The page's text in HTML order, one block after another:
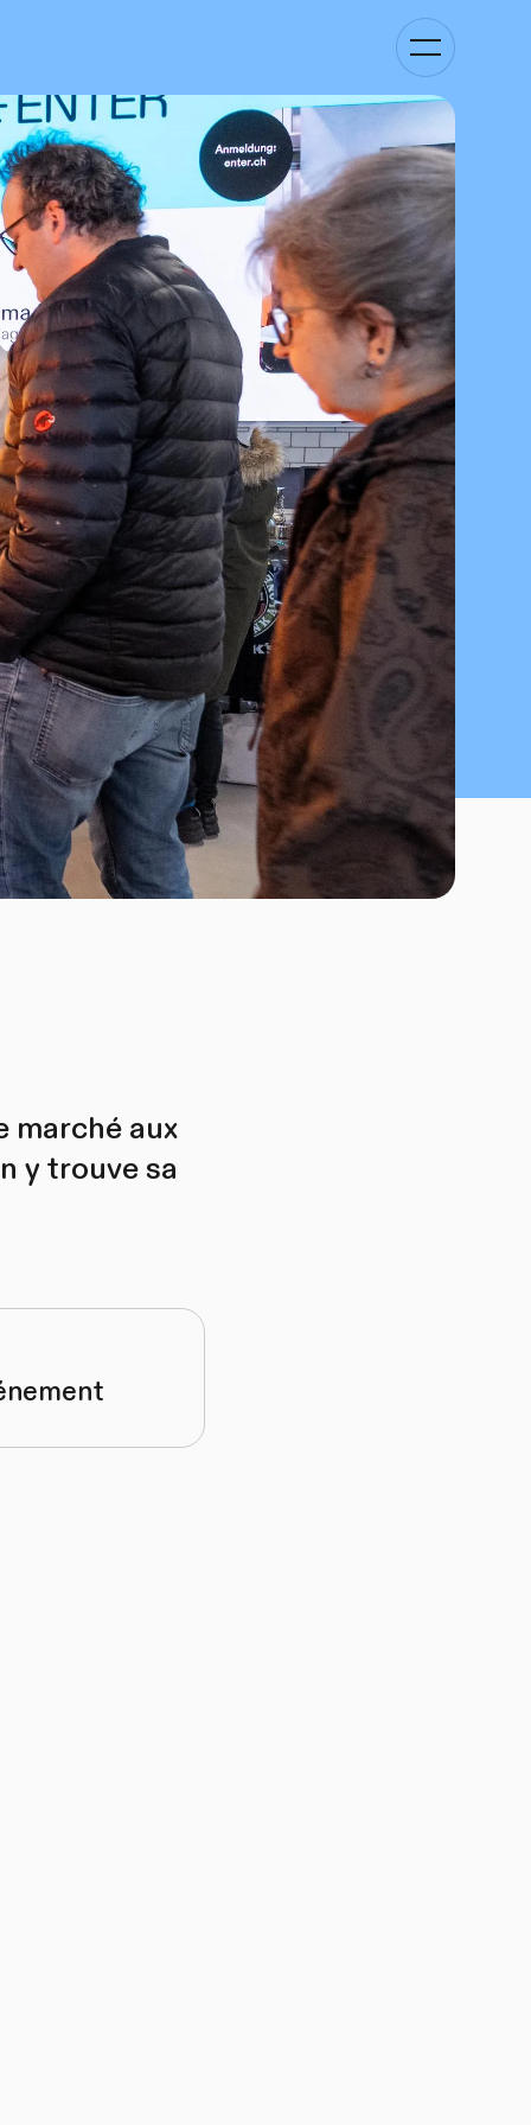
Basculer
la
navigation
marché aux
y trouve sa